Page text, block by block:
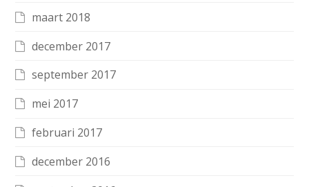
maart 2018
december 2017
september 2017
mei 2017
februari 2017
december 2016